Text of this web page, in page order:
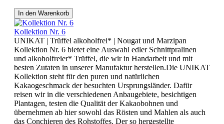
In den Warenkorb
Kollektion Nr. 6
UNIKAT | Trüffel alkoholfrei* | Nougat und Marzipan
Kollektion Nr. 6 bietet eine Auswahl edler Schnittpralinen
und alkoholfreier* Trüffel, die wir in Handarbeit und mit
besten Zutaten in unserer Manufaktur herstellen.Die UNIKAT
Kollektion steht für den puren und natürlichen
Kakaogeschmack der besuchten Ursprungsländer. Dafür
reisen wir in die verschiedenen Anbaugebiete, besichtigen
Plantagen, testen die Qualität der Kakaobohnen und
übernehmen ab hier sowohl das Rösten und Mahlen als auch
das Conchieren des Rohstoffes. Der so hergestellte